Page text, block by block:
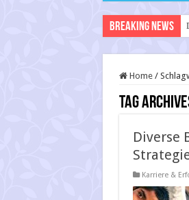
Breaking News
Home /
Tag
Diverse
Karriere &